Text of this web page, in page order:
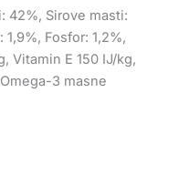
42%, Sirove masti:
Fosfor: 1,2%,
Vitamin E 150 IJ/kg,
3 masne